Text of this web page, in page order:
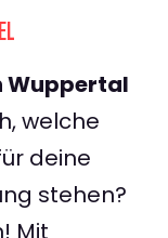
Wuppertal
welche
deine
stehen?